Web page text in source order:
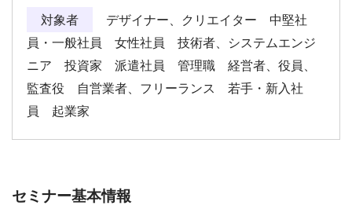
対象者
デザイナー、クリエイター 中堅社
員・一般社員 女性社員 技術者、システムエンジ
ニア 投資家 派遣社員 管理職 経営者、役員、
監査役 自営業者、フリーランス 若手・新入社
員 起業家
セミナー基本情報